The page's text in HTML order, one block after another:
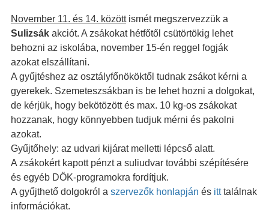
November 11. és 14. közöttismét megszervezzük a
Sulizsákakciót. A zsákokat hétfőtől csütörtökig lehet
behozni az iskolába, november 15-én reggel fogják
azokat elszállítani.
A gyűjtéshez az osztályfőnököktől tudnak zsákot kérni a
gyerekek. Szemeteszsákban is be lehet hozni a dolgokat,
de kérjük, hogy bekötözött és max. 10 kg-os zsákokat
hozzanak, hogy könnyebben tudjuk mérni és pakolni
azokat.
Gyűjtőhely: az udvari kijárat melletti lépcső alatt.
A zsákokért kapott pénzt a suliudvar további szépítésére
és egyéb DÖK-programokra fordítjuk.
A gyűjthető dolgokról a szervezők honlapján és itttalálnak
információkat.